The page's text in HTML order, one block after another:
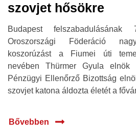
szovjet hősökre
Budapest
Oroszországi Föderáció
koszorúzást a Fiumei úti
nevében Thürmer Gyula
Pénzügyi Ellenőrző Bizottság
szovjet katona áldozta életét a
Bővebben